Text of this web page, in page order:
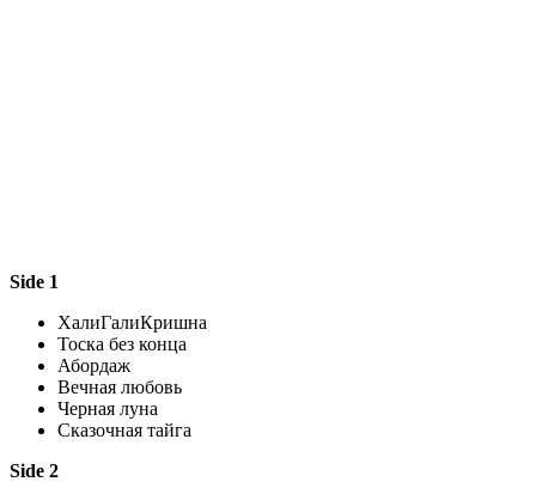
Side 1
ХалиГалиКришна
Тоска без конца
Абордаж
Вечная любовь
Черная луна
Сказочная тайга
Side 2